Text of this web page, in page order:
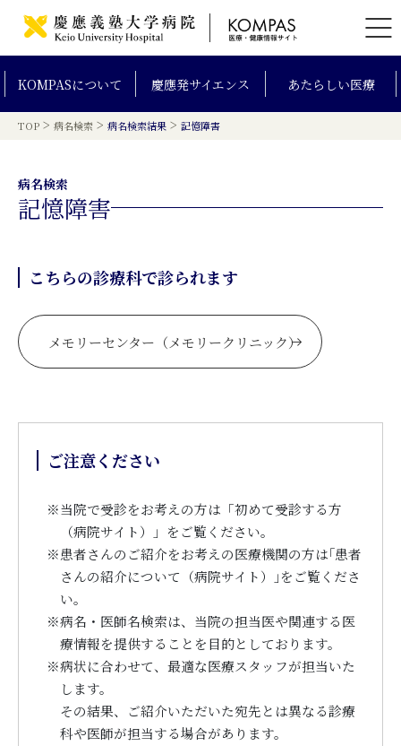
KOMPASについて 慶應発サイエンス あたらしい医療
TOP > 病名検索 > 病名検索結果 > 記憶障害
病名検索
記憶障害
こちらの診療科で診られます
メモリーセンター（メモリークリニック）
ご注意ください
※当院で受診をお考えの方は「初めて受診する方
（病院サイト）」をご覧ください。
※患者さんのご紹介をお考えの医療機関の方は｢患者
さんの紹介について（病院サイト）｣をご覧くださ
い。
※病名・医師名検索は、当院の担当医や関連する医
療情報を提供することを目的としております。
※病状に合わせて、最適な医療スタッフが担当いた
します。
その結果、ご紹介いただいた宛先とは異なる診療
科や医師が担当する場合があります。